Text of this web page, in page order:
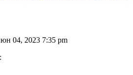
04, 2023 7:35 pm